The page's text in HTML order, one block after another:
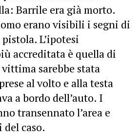
Barrile era già morto.
erano visibili i segni di
L’ipotesi
accreditata è quella di
sarebbe stata
al volto e alla testa
a bordo dell’auto. I
transennato l’area e
caso.